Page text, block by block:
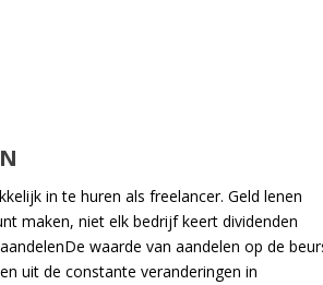
in te huren als freelancer. Geld lenen
maken, niet elk bedrijf keert dividenden
waarde van aandelen op de
uit de constante veranderingen in